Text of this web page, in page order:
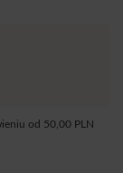
od 50,00 PLN